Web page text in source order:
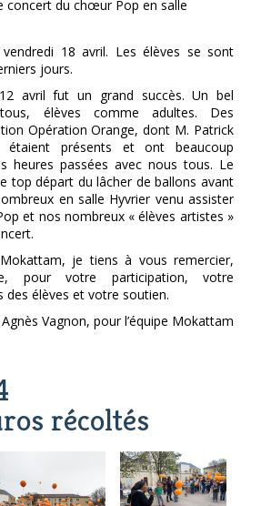
concert du chœur Pop en salle
18 avril. Les élèves se sont
jours.
avril fut un grand succès. Un bel
élèves comme adultes. Des
Opération Orange, dont M. Patrick
étaient présents et ont beaucoup
heures passées avec nous tous. Le
top départ du lâcher de ballons avant
en salle Hyvrier venu assister
et nos nombreux « élèves artistes »
je tiens à vous remercier,
pour votre participation, votre
des élèves et votre soutien.
Agnès Vagnon, pour l’équipe Mokattam
récoltés